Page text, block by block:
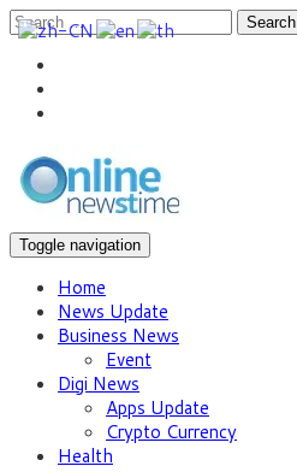
Search
Toggle navigation
Home
News Update
Business News
Event
Digi News
Apps Update
Crypto Currency
Health